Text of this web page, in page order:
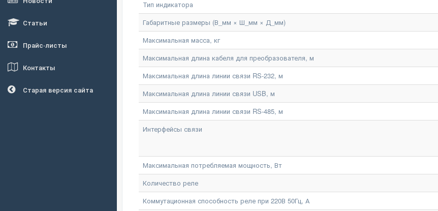
Статьи
Прайс-листы
Контакты
Старая версия сайта
Тип индикатора
Габаритные размеры (В_мм × Ш_мм × Д_мм)
Максимальная масса, кг
Максимальная длина кабеля для преобразователя, м
Максимальная длина линии связи RS-232, м
Максимальная длина линии связи USB, м
Максимальная длина линии связи RS-485, м
Интерфейсы связи
Максимальная потребляемая мощность, Вт
Количество реле
Коммутационная способность реле при 220В 50Гц, А